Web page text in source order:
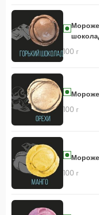
100 г
100 г
100 г